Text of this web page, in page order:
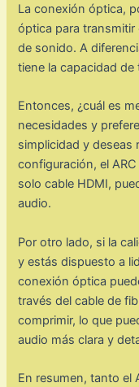
La conexión óptica,
óptica para transmitir
de sonido. A
tiene la capacidad
Entonces, ¿cuál es
necesidades y
simplicidad y deseas
configuración, el
solo cable HDMI,
audio.
Por otro lado, si la
y estás dispuesto a
conexión óptica
través del cable de
comprimir, lo que
audio más clara y
En resumen, tanto el